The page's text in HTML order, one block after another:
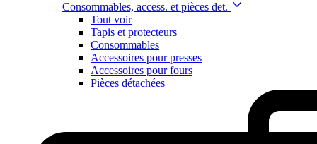
Consommables, access. et pièces det.
Tout voir
Tapis et protecteurs
Consommables
Accessoires pour presses
Accessoires pour fours
Pièces détachées